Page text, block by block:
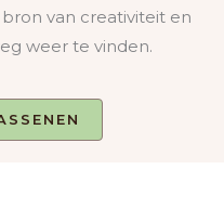
van creativiteit en
weer te vinden.